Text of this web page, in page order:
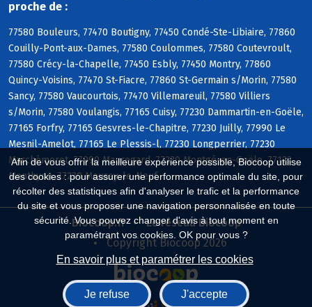
Afin de vous offrir la meilleure expérience possible, Biocoop utilise
des cookies : pour assurer une performance optimale du site, pour
récolter des statistiques afin d'analyser le trafic et la performance
du site et vous proposer une navigation personnalisée en toute
sécurité. Vous pouvez changer d'avis à tout moment en
paramétrant vos cookies. OK pour vous ?
En savoir plus et paramétrer les cookies
Je refuse J'accepte
proche de :
77580 Bouleurs, 77470 Boutigny, 77450 Condé-Ste-Libiaire, 77860
Couilly-Pont-aux-Dames, 77580 Coulommes, 77580 Coutevroult,
77580 Crécy-la-Chapelle, 77450 Esbly, 77450 Montry, 77860
Quincy-Voisins, 77470 St-Fiacre, 77860 St-Germain s/Morin, 77580
Sancy, 77580 Vaucourtois, 77470 Villemareuil, 77580 Villiers
s/Morin, 77580 Voulangis, 77165 Cuisy, 77230 Dammartin-en-Goële,
77165 Forfry, 77165 Gesvres-le-Chapitre, 77230 Juilly, 77990 Le
Mesnil-Amelot, 77165 Le Plessis-l, 77230 Longperrier, 77230
Marchémoret, 77990 Mauregard, 77230 Montgé-en-Goële, 77122
Monthyon, 77230 Moussy-le-Neuf
Biocoop.fr
Le réseau Biocoop
Copyright Biocoop 2026